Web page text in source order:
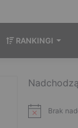
RANKINGI
Brak